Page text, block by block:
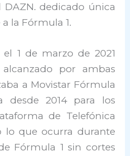
DAZN. dedicado única
la Fórmula 1.
1 de marzo de 2021
por ambas
a Movistar Fórmula
desde 2014 para los
de Telefónica
lo que ocurra durante
Fórmula 1 sin cortes